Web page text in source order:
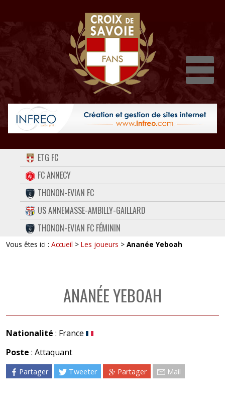
ACCUEIL
FORUM
CONTACT
FACEBOOK
TWITTER
ETG FC
FC ANNECY
THONON-EVIAN FC
US ANNEMASSE-AMBILLY-GAILLARD
THONON-EVIAN FC FÉMININ
Vous êtes ici : Accueil > Les joueurs > Ananée Yeboah
ANANÉE YEBOAH
Nationalité : France
Poste : Attaquant
Partager Tweeter Partager Mail